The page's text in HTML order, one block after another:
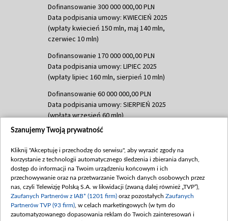
Dofinansowanie 300 000 000,00 PLN
Data podpisania umowy: KWIECIEŃ 2025
(wpłaty kwiecień 150 mln, maj 140 mln,
czerwiec 10 mln)
Dofinansowanie 170 000 000,00 PLN
Data podpisania umowy: LIPIEC 2025
(wpłaty lipiec 160 mln, sierpień 10 mln)
Dofinansowanie 60 000 000,00 PLN
Data podpisania umowy: SIERPIEŃ 2025
(wpłata wrzesień 60 mln)
Dofinansowanie 635 783 051,21 PLN
(wpłata wrzesień 100 mln, październik 350
mln, listopad 265 mln)
Dofinansowanie 48 862 000,00 PLN
Data podpisania umowy: GRUDZIEŃ 2025
(wpłata grudzień 60,548 mln)
Szanujemy Twoją prywatność
Kliknij "Akceptuję i przechodzę do serwisu", aby wyrazić zgody na
korzystanie z technologii automatycznego śledzenia i zbierania danych,
dostęp do informacji na Twoim urządzeniu końcowym i ich
przechowywanie oraz na przetwarzanie Twoich danych osobowych przez
nas, czyli Telewizję Polską S.A. w likwidacji (zwaną dalej również „TVP”),
Zaufanych Partnerów z IAB* (1201 firm) oraz pozostałych Zaufanych
Partnerów TVP (93 firm) , w celach marketingowych (w tym do
zautomatyzowanego dopasowania reklam do Twoich zainteresowań i